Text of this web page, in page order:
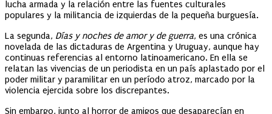
lucha armada y la relación entre las fuentes culturales
populares y la militancia de izquierdas de la pequeña burguesía.
La segunda, Días y noches de amor y de guerra, es una crónica
novelada de las dictaduras de Argentina y Uruguay, aunque hay
continuas referencias al entorno latinoamericano. En ella se
relatan las vivencias de un periodista en un país aplastado por el
poder militar y paramilitar en un período atroz, marcado por la
violencia ejercida sobre los discrepantes.
Sin embargo, junto al horror de amigos que desaparecían en